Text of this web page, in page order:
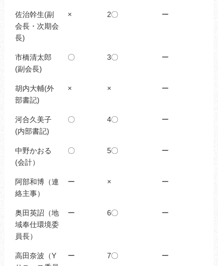
佐治幹生(副
会長・次期会
長)
× 2〇 ー
市橋清太郎
(副会長)
〇 3〇 ー
胡内大輔(外
部書記)
× × ー
河合久美子
(内部書記)
〇 4〇 ー
中野かおる
(会計）
〇 5〇 ー
阿部和博（連
絡主事）
ー × ー
奥田英詔（地
域奉仕環境委
員長）
ー 6〇 ー
高田奈波（Y
ー 7〇 ー